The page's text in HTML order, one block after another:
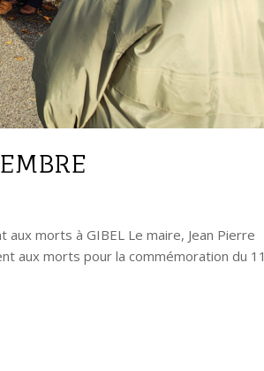
morts à GIBEL Le maire, Jean Pierre
aux morts pour la commémoration du 11